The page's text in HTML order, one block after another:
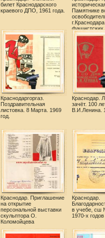
билет Краснодарского
краевого ДПО, 1961 года.
Памятнике
фашистских
Краснодаргоргаз.
Поздравительная
листовка. 8 Марта. 1969
год.
Краснодар.
зачёт. 100
В.И.Ленина.
Краснодар. Приглашение
на открытие
персональной выставки
скульптора О.
Коломойцева
Краснодар.
в учебе, сш
1970-х годов